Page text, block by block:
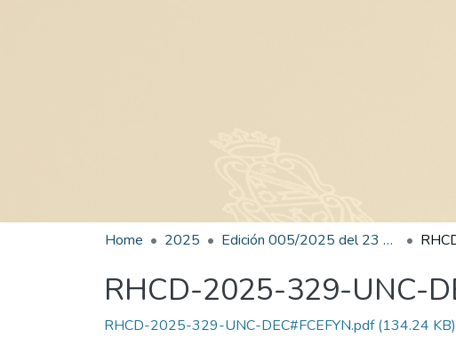
Home 2025 Edición 005/2025 del 23 de junio de 2025
RHCD-2025-329-UNC-
RHCD-2025-329-UNC-DEC#FCEFYN.pdf(134.24 KB)